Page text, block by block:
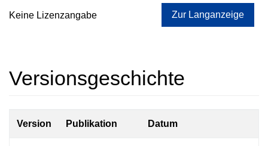
Keine Lizenzangabe Zur Langanzeige
Versionsgeschichte
Version Publikation Datum